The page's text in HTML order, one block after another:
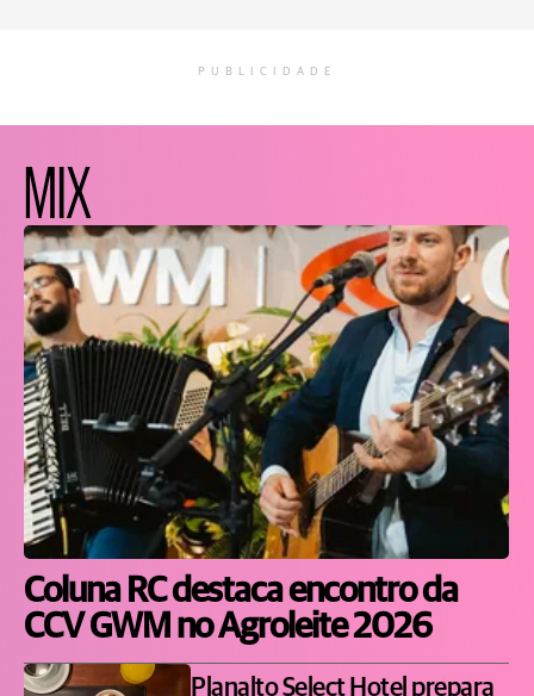
PUBLICIDADE
MIX
Coluna RC destaca encontro da
CCV GWM no Agroleite 2026
Planalto Select Hotel prepara